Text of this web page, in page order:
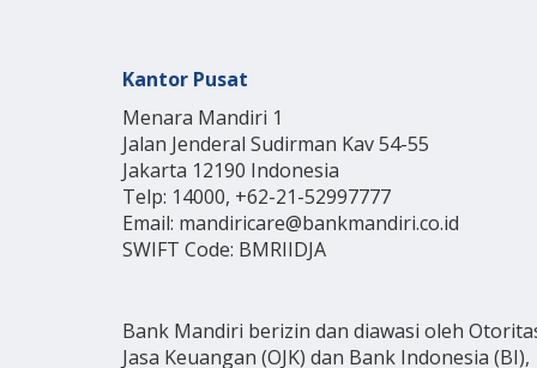
Kantor Pusat
Menara Mandiri 1
Jalan Jenderal Sudirman Kav 54-55
Jakarta 12190 Indonesia
Telp: 14000, +62-21-52997777
Email: mandiricare@bankmandiri.co.id
SWIFT Code: BMRIIDJA
Bank Mandiri berizin dan diawasi oleh
Jasa Keuangan (OJK) dan Bank Indonesia (BI),